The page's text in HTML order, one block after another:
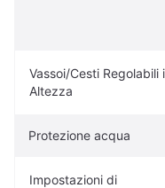
Vassoi/Cesti Regolabili
Altezza
Protezione acqua
Impostazioni di